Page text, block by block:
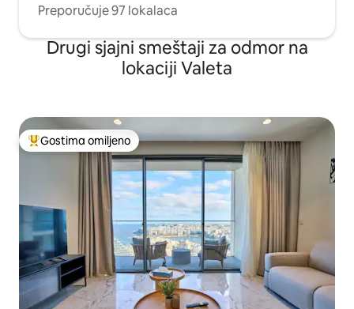
Preporučuje 97 lokalaca
Drugi sjajni smeštaji za odmor na
lokaciji Valeta
Najuspešniji među gostima omiljenim
Gostima omiljeno